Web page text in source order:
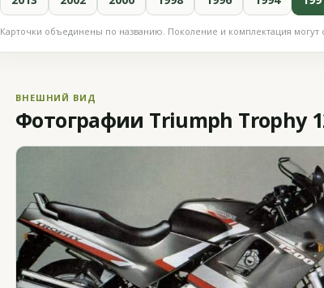
Карточки объединены по названию. Поколение и комплектация могут
ВНЕШНИЙ ВИД
Фотографии Triumph Trophy